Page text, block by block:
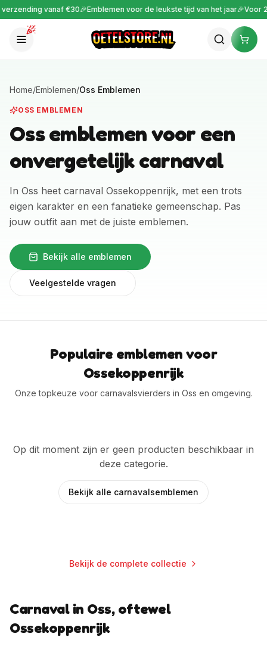
vanaf €30 🎉Emblemen voor de leukste tijd van het jaar 🎉Voor
Home/Emblemen/Oss Emblemen
OSS EMBLEMEN
Oss emblemen voor een
onvergetelijk carnaval
In Oss heet carnaval Ossekoppenrijk, met een trots
eigen karakter en een fanatieke gemeenschap. Pas
jouw outfit aan met de juiste emblemen.
Bekijk alle emblemen
Veelgestelde vragen
Populaire emblemen voor
Ossekoppenrijk
Onze topkeuze voor carnavalsvierders in Oss en omgeving.
Op dit moment zijn er geen producten beschikbaar in
deze categorie.
Bekijk alle carnavalsemblemen
Bekijk de complete collectie
Carnaval in Oss, oftewel
Ossekoppenrijk